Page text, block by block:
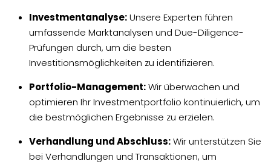
Investmentanalyse:Unsere Experten führen
umfassende Marktanalysen und Due-Diligence-
Prüfungen durch, um die besten
Investitionsmöglichkeiten zu identifizieren.
Portfolio-Management:Wir überwachen und
optimieren Ihr Investmentportfolio kontinuierlich, um
die bestmöglichen Ergebnisse zu erzielen.
Verhandlung und Abschluss:Wir unterstützen Sie
bei Verhandlungen und Transaktionen, um